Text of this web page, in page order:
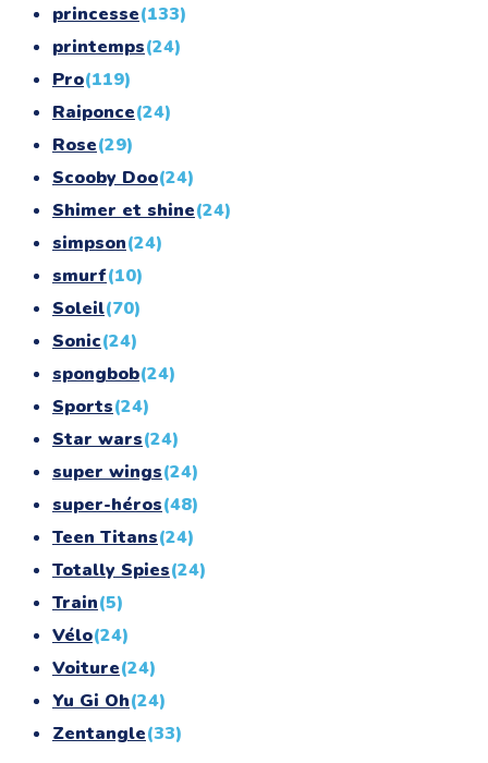
princesse(133)
printemps(24)
Pro(119)
Raiponce(24)
Rose(29)
Scooby Doo(24)
Shimer et shine(24)
simpson(24)
smurf(10)
Soleil(70)
Sonic(24)
spongbob(24)
Sports(24)
Star wars(24)
super wings(24)
super-héros(48)
Teen Titans(24)
Totally Spies(24)
Train(5)
Vélo(24)
Voiture(24)
Yu Gi Oh(24)
Zentangle(33)